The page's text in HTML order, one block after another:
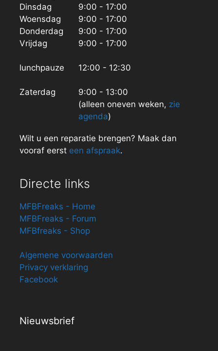
Dinsdag
Woensdag
Donderdag
Vrijdag
lunchpauze
Zaterdag
9:00 - 17:00
9:00 - 17:00
9:00 - 17:00
9:00 - 17:00
12:00 - 12:30
9:00 - 13:00
(alleen oneven weken, zie
agenda)
Wilt u een reparatie brengen? Maak dan
vooraf eerst een afspraak.
Directe links
MFBFreaks - Home
MFBFreaks - Forum
MFBfreaks - Shop
Algemene voorwaarden
Privacy verklaring
Facebook
Nieuwsbrief